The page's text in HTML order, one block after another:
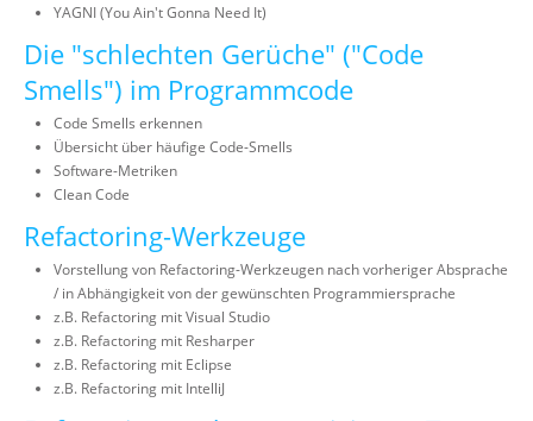
YAGNI (You Ain't Gonna Need It)
Die "schlechten Gerüche" ("Code
Smells") im Programmcode
Code Smells erkennen
Übersicht über häufige Code-Smells
Software-Metriken
Clean Code
Refactoring-Werkzeuge
Vorstellung von Refactoring-Werkzeugen nach vorheriger Absprache
/ in Abhängigkeit von der gewünschten Programmiersprache
z.B. Refactoring mit Visual Studio
z.B. Refactoring mit Resharper
z.B. Refactoring mit Eclipse
z.B. Refactoring mit IntelliJ